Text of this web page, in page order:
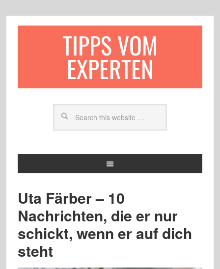
TIPPS VOM
EXPERTEN
Uta Färber – 10
Nachrichten, die er nur
schickt, wenn er auf dich
steht